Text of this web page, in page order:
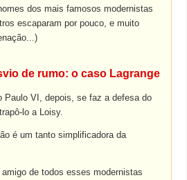
dos mais famosos modernistas
escaparam por pouco, e muito
de rumo: o caso Lagrange
Paulo VI, depois, se faz a defesa do
lo a Loisy.
é um tanto simplificadora da
de todos esses modernistas